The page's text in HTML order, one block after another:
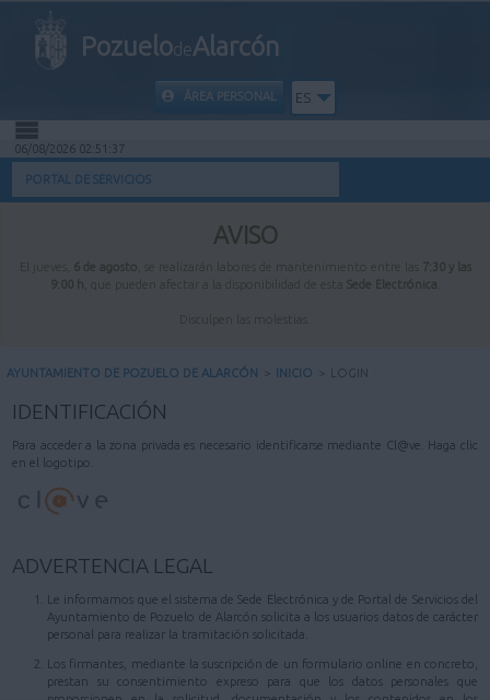
PozuelodeAlarcón
ÁREA PERSONAL ES
INICIO
INFORMACIÓN PÚBLICA
MI CARPETA
06/08/2026 02:51:37
PORTAL DE SERVICIOS
AVISO
El jueves, 6 de agosto , se realizarán labores de mantenimiento entre las
7:30 y las
9:00 h , que pueden afectar a la disponibilidad de esta Sede Electrónica
Disculpen las molestias.
AYUNTAMIENTO DE POZUELO DE ALARCÓN > INICIO > LOGIN
IDENTIFICACIÓN
Para acceder a la zona privada es necesario identificarse mediante Cl@ve. Haga clic
en el logotipo.
ADVERTENCIA LEGAL
Le informamos que el sistema de Sede Electrónica y de Portal de Servicios del
Ayuntamiento de Pozuelo de Alarcón solicita a los usuarios datos de carácter
personal para realizar la tramitación solicitada.
Los firmantes, mediante la suscripción de un formulario online en concreto,
prestan su consentimiento expreso para que los datos personales que